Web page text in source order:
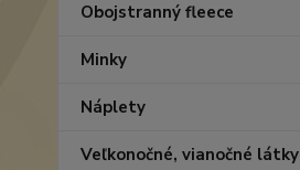
Obojstranný fleece
Minky
Náplety
Veľkonočné, vianočné látky